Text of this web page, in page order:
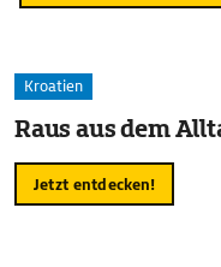
Kroatien
Raus aus dem
Jetzt entdecken!